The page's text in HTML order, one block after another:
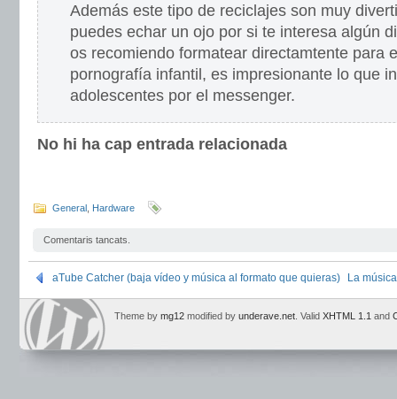
Además este tipo de reciclajes son muy
puedes echar un ojo por si te interesa algún
os recomiendo formatear directamtente para
pornografía infantil, es impresionante lo que
adolescentes por el messenger.
No hi ha cap entrada relacionada
General Hardware
Comentaris tancats.
aTube Catcher (baja vídeo y música al formato que quieras) La
Theme by mg12 modified by underave.net . Valid XHTML 1.1 and